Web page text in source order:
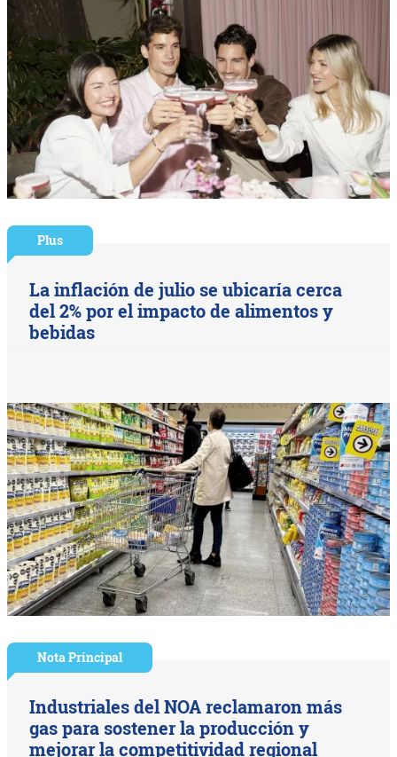
Plus
La inflación de julio se ubicaría cerca
del 2% por el impacto de alimentos y
bebidas
Nota Principal
Industriales del NOA reclamaron más
gas para sostener la producción y
mejorar la competitividad regional